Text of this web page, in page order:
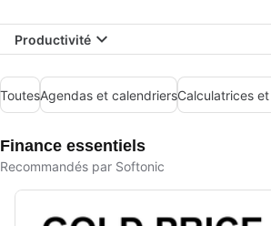
Productivité
ToutesAgendas et calendriersCalculatrices
Finance essentiels
Recommandés par Softonic